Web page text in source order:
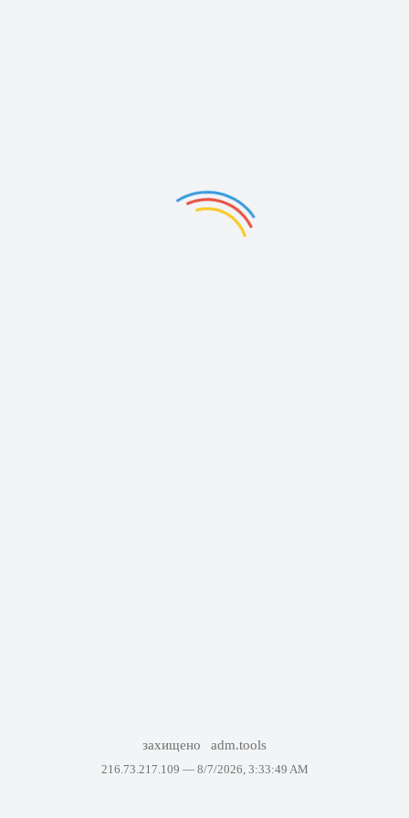
захищено adm.tools
216.73.217.109 — 8/7/2026, 3:33:49 AM